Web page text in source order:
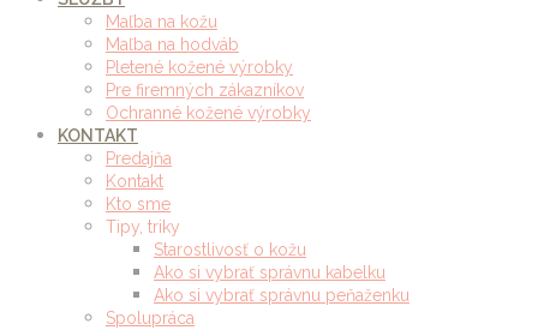
Maľba na kožu
Maľba na hodváb
Pletené kožené výrobky
Pre firemných zákazníkov
Ochranné kožené výrobky
KONTAKT
Predajňa
Kontakt
Kto sme
Tipy, triky
Starostlivosť o kožu
Ako si vybrať správnu kabelku
Ako si vybrať správnu peňaženku
Spolupráca